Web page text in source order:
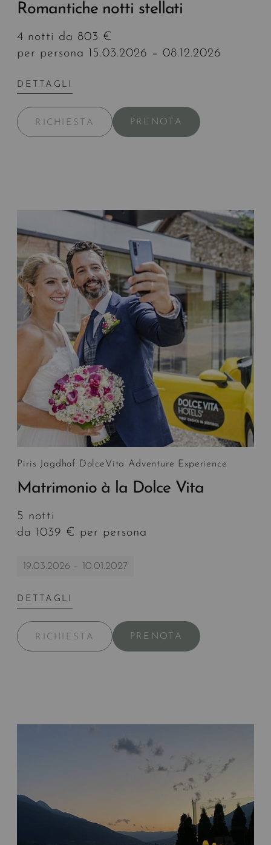
Romantiche notti stellati
4 notti da 803 €
per persona 15.03.2026 – 08.12.2026
DETTAGLI
RICHIESTA PRENOTA
Piris Jagdhof DolceVita Adventure Experience
Matrimonio à la Dolce Vita
5 notti
da 1039 € per persona
19.03.2026 – 10.01.2027
DETTAGLI
RICHIESTA PRENOTA